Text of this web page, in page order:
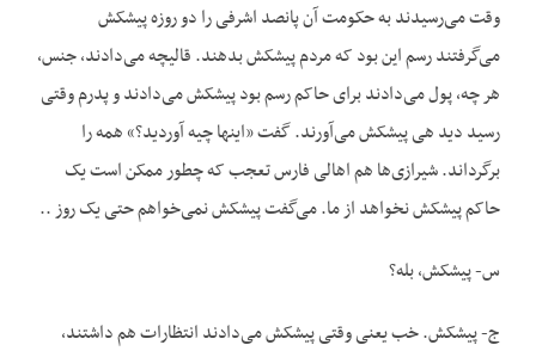
وقت می‌‌‌رسیدند به حکومت آن پانصد اشرفی را دو روزه پیشکش
می‌‌‌گرفتند رسم این بود که مردم پیشکش بدهند. قالیچه می‌دادند، جنس،
هر چه، پول می‌‌‌‌دادند برای حاکم رسم بود پیشکش می‌‌‌‌‌دادند و پدرم وقتی
رسید دید هی پیشکش می‌‌‌‌‌‌آورند. گفت «اینها چیه آوردید؟» همه را
برگرداند. شیرازی‌ها هم اهالی فارس تعجب که چطور ممکن است یک
حاکم پیشکش نخواهد از ما. می‌‌‌‌گفت پیشکش نمی‌خواهم حتی یک روز ..
س- پیشکش، بله؟
ج- پیشکش. خب یعنی وقتی پیشکش می‌‌‌‌دادند انتظارات هم داشتند،